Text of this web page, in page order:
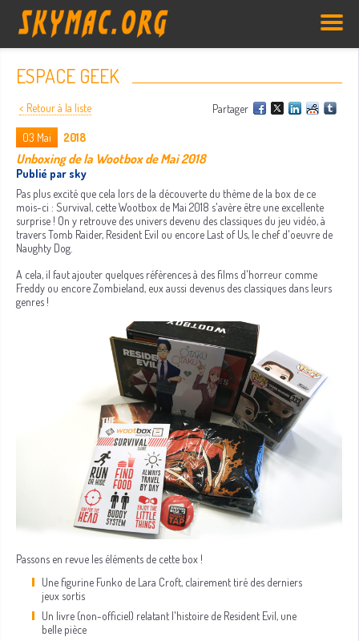
ESPACE GEEK
Partager
< Retour à la liste
03 Mai 2018
Unboxing de la Wootbox de Mai 2018
Publié par sky
Pas plus excité que cela lors de la découverte du thème de la box de ce
mois-ci : Survival, cette Wootbox de Mai 2018 s'avère être une excellente
surprise ! On y retrouve des univers devenu des classiques du jeu vidéo, à
travers Tomb Raider, Resident Evil ou encore Last of Us, le chef d'oeuvre de
Naughty Dog.
A cela, il faut ajouter quelques réfèrences à des films d'horreur comme
Freddy ou encore Zombieland, eux aussi devenus des classiques dans leurs
genres !
Passons en revue les éléments de cette box !
Une figurine Funko de Lara Croft, clairement tiré des derniers
jeux sortis
Un livre (non-officiel) relatant l'histoire de Resident Evil, une
belle pièce